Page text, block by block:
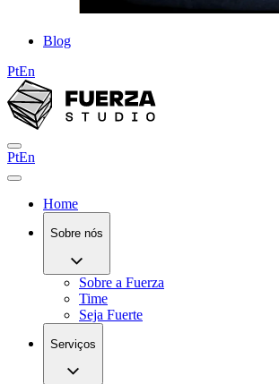
Blog
PtEn
PtEn
Home
Sobre nós
Sobre a Fuerza
Time
Seja Fuerte
Serviços